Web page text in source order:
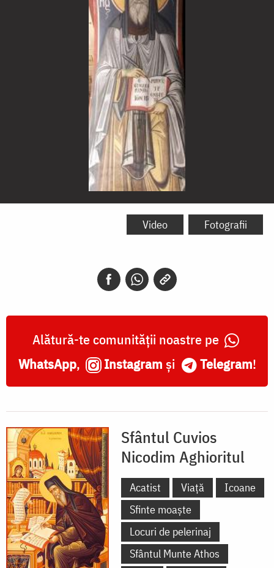
Sfântul
Video Fotografii
Alătură-te comunității noastre pe
WhatsApp, Instagram și Telegram!
Sfântul Cuvios
Nicodim Aghioritul
Acatist Viață
Icoane
Sfinte moaște
Locuri de pelerinaj
Sfântul Munte Athos